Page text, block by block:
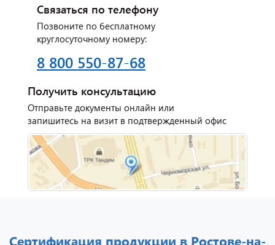
Отзыв от представителя
автосервиса "Ваш
Автомобиль".
Связаться по телефону
Позвоните по бесплатному
круглосуточному номеру:
8 800 550-87-68
Получить консультацию
Отправьте документы онлайн или
запишитесь на визит в подтвержденный офис
Сертификация продукции в Ростове-на-